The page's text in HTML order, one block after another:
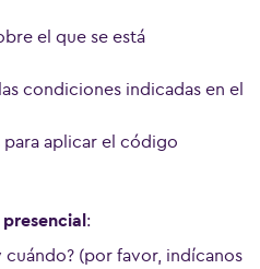
el que se está
condiciones indicadas en el
para aplicar el código
presencial:
cuándo? (por favor, indícanos